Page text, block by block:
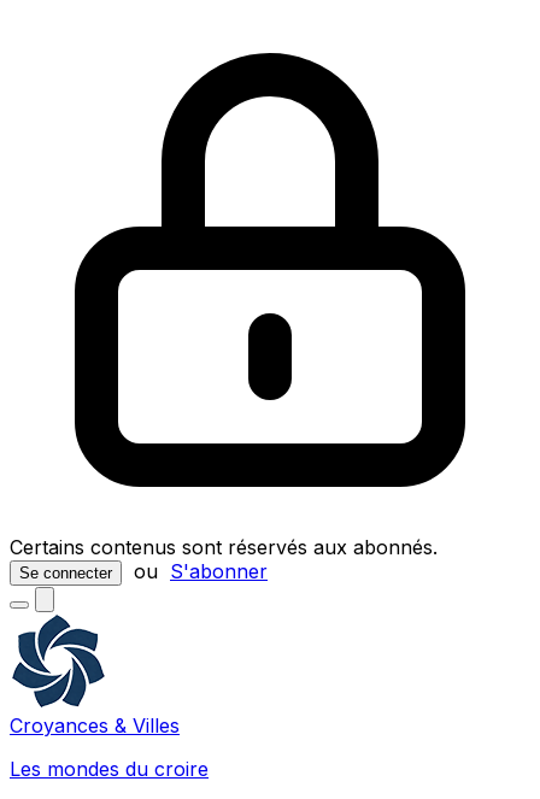
Certains contenus sont réservés aux abonnés.
Se connecter ou S'abonner
Croyances & Villes
Les mondes du croire